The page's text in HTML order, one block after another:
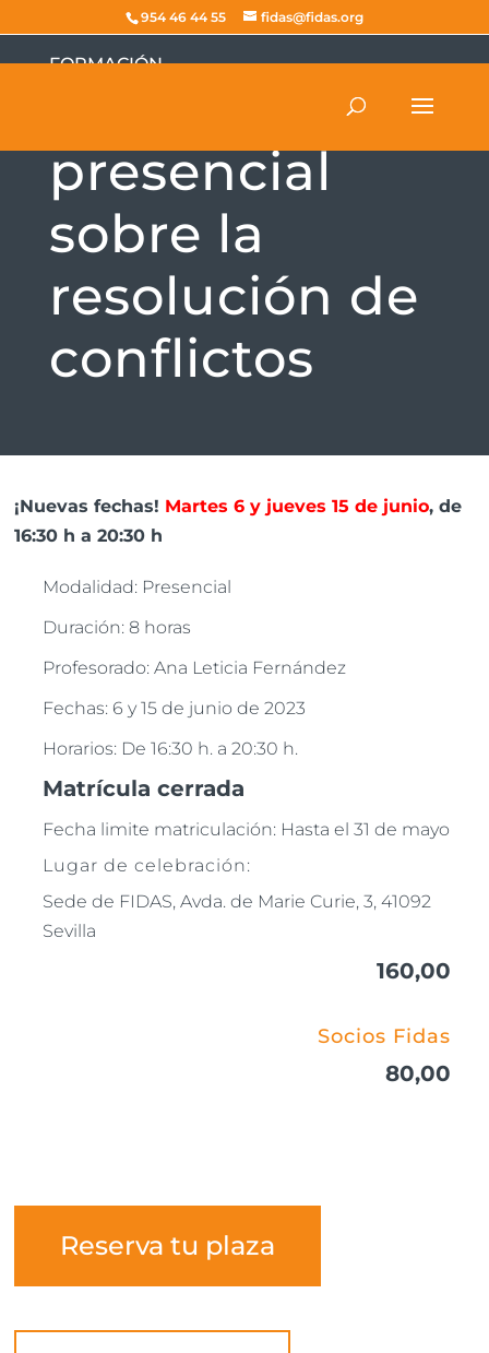
954 46 44 55 fidas@fidas.org
FORMACIÓN
presencial
sobre la
resolución de
conflictos
¡Nuevas fechas! Martes 6 y jueves 15 de junio, de
16:30 h a 20:30 h
Modalidad: Presencial
Duración: 8 horas
Profesorado: Ana Leticia Fernández
Fechas: 6 y 15 de junio de 2023
Horarios: De 16:30 h. a 20:30 h.
Matrícula cerrada
Fecha limite matriculación: Hasta el 31 de mayo
Lugar de celebración:
Sede de FIDAS, Avda. de Marie Curie, 3, 41092
Sevilla
160,00
Socios Fidas
80,00
Reserva tu plaza